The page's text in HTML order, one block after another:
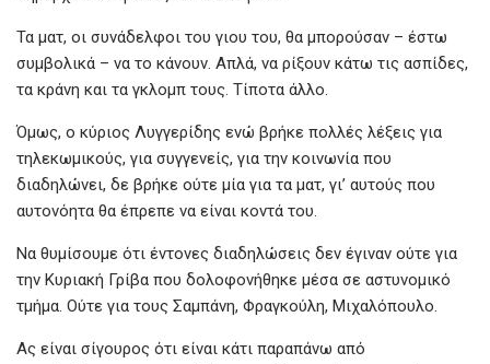
Τα ματ, οι συνάδελφοι του γιου του, θα μπορούσαν – έστω
συμβολικά – να το κάνουν. Απλά, να ρίξουν κάτω τις ασπίδες,
τα κράνη και τα γκλομπ τους. Τίποτα άλλο.
Όμως, ο κύριος Λυγγερίδης ενώ βρήκε πολλές λέξεις για
τηλεκωμικούς, για συγγενείς, για την κοινωνία που
διαδηλώνει, δε βρήκε ούτε μία για τα ματ, γι’ αυτούς που
αυτονόητα θα έπρεπε να είναι κοντά του.
Να θυμίσουμε ότι έντονες διαδηλώσεις δεν έγιναν ούτε για
την Κυριακή Γρίβα που δολοφονήθηκε μέσα σε αστυνομικό
τμήμα. Ούτε για τους Σαμπάνη, Φραγκούλη, Μιχαλόπουλο.
Ας είναι σίγουρος ότι είναι κάτι παραπάνω από